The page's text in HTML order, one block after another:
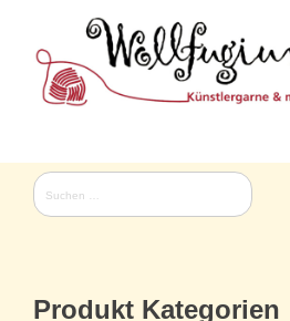
content
Suchen
nach:
Produkt Kategorien